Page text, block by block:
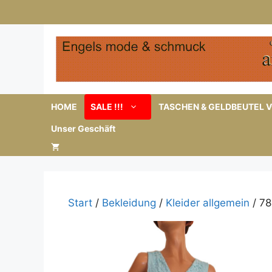
Inhalt
HOME SALE !!! TASCHEN & GELDBEUTEL
Unser Geschäft
Start / Bekleidung / Kleider allgemein /